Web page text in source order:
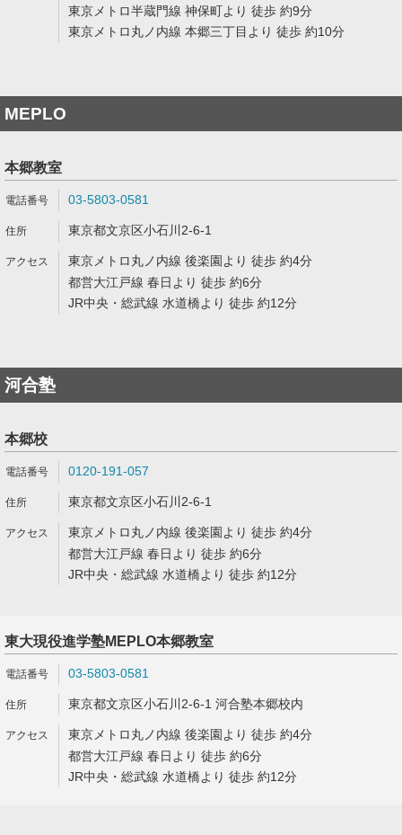
東京メトロ半蔵門線 神保町より 徒歩 約9分
東京メトロ丸ノ内線 本郷三丁目より 徒歩 約10分
MEPLO
本郷教室
03-5803-0581
東京都文京区小石川2-6-1
東京メトロ丸ノ内線 後楽園より 徒歩 約4分
都営大江戸線 春日より 徒歩 約6分
JR中央・総武線 水道橋より 徒歩 約12分
河合塾
本郷校
0120-191-057
東京都文京区小石川2-6-1
東京メトロ丸ノ内線 後楽園より 徒歩 約4分
都営大江戸線 春日より 徒歩 約6分
JR中央・総武線 水道橋より 徒歩 約12分
東大現役進学塾MEPLO本郷教室
03-5803-0581
東京都文京区小石川2-6-1 河合塾本郷校内
東京メトロ丸ノ内線 後楽園より 徒歩 約4分
都営大江戸線 春日より 徒歩 約6分
JR中央・総武線 水道橋より 徒歩 約12分